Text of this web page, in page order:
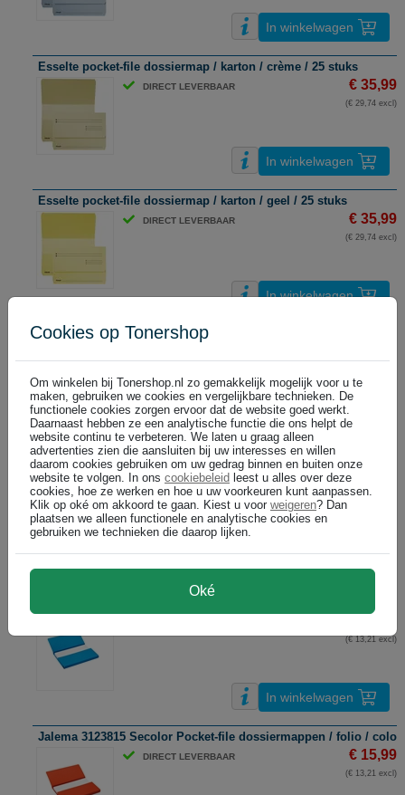
In winkelwagen
Esselte pocket-file dossiermap / karton / crème / 25 stuks
DIRECT LEVERBAAR € 35,99
(€ 29,74 excl)
In winkelwagen
Esselte pocket-file dossiermap / karton / geel / 25 stuks
DIRECT LEVERBAAR € 35,99
(€ 29,74 excl)
In winkelwagen
Esselte pocket-file dossiermap / karton / groen / 25 stuks
In winkelwagen
Esselte pocket-file dossiermap / karton / rood / 25 stuks
DIRECT LEVERBAAR € 35,99
(€ 29,74 excl)
(€ 13,21 excl)
In winkelwagen
Jalema 3123815 Secolor Pocket-file dossiermappen / folio /
DIRECT LEVERBAAR € 15,99
(€ 13,21 excl)
Cookies op Tonershop
Om winkelen bij Tonershop.nl zo gemakkelijk mogelijk voor u te
maken, gebruiken we cookies en vergelijkbare technieken. De
functionele cookies zorgen ervoor dat de website goed werkt.
Daarnaast hebben ze een analytische functie die ons helpt de
website continu te verbeteren. We laten u graag alleen
advertenties zien die aansluiten bij uw interesses en willen
daarom cookies gebruiken om uw gedrag binnen en buiten onze
website te volgen. In ons cookiebeleid leest u alles over deze
cookies, hoe ze werken en hoe u uw voorkeuren kunt aanpassen.
Klik op oké om akkoord te gaan. Kiest u voor weigeren? Dan
plaatsen we alleen functionele en analytische cookies en
gebruiken we technieken die daarop lijken.
Oké